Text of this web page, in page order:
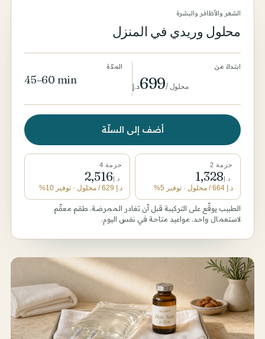
الشعر والأظافر والبشرة
محلول وريدي في المنزل
ابتداءً من
د.إ699/ محلول
المدّة
45–60 min
أضف إلى السلّة
حزمة 2
د.إ1,328
د.إ 664/ محلول · توفير 5%
حزمة 4
د.إ2,516
د.إ 629/ محلول · توفير 10%
الطبيب يوقّع على التركيبة قبل أن تغادر الممرضة. طقم معقّم
لاستعمال واحد. مواعيد متاحة في نفس اليوم.